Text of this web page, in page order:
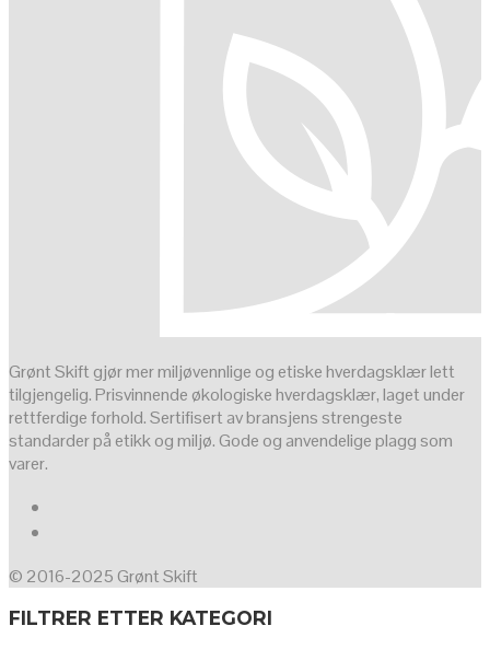
Grønt Skift gjør mer miljøvennlige og etiske hverdagsklær lett
tilgjengelig. Prisvinnende økologiske hverdagsklær, laget under
rettferdige forhold. Sertifisert av bransjens strengeste
standarder på etikk og miljø. Gode og anvendelige plagg som
varer.
© 2016-2025 Grønt Skift
FILTRER ETTER KATEGORI